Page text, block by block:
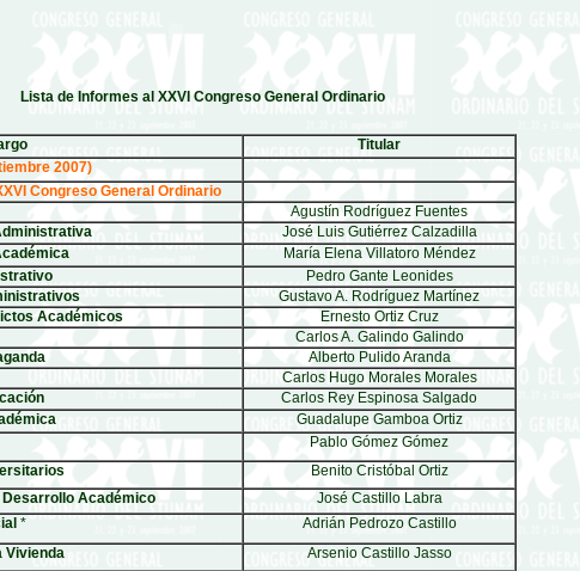
Lista de Informes al XXVI Congreso General Ordinario
Titular
2007)
Congreso General Ordinario
Agustín Rodríguez Fuentes
José Luis Gutiérrez Calzadilla
María Elena Villatoro Méndez
Pedro Gante Leonides
Gustavo A. Rodríguez Martínez
Académicos
Ernesto Ortiz Cruz
Carlos A. Galindo Galindo
Alberto Pulido Aranda
Carlos Hugo Morales Morales
Carlos Rey Espinosa Salgado
Guadalupe Gamboa Ortiz
Pablo Gómez Gómez
Benito Cristóbal Ortiz
Académico
José Castillo Labra
*
Adrián Pedrozo Castillo
Vivienda
Arsenio Castillo Jasso